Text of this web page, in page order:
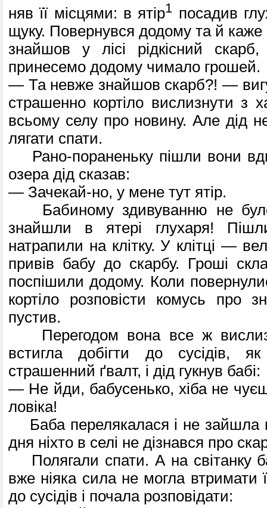
няв її місцями: в ятір1 посадив
щу­ку. Повернувся додому та й каже
знайшов у лісі рідкісний
принесемо додому чимало грошей.
— Та невже знайшов скарб?! —
страшенно кортіло вислизнути з
всьому селу про новину. Але дід
ляга­ти спати.
Рано-пораненьку пішли вони
озе­ра дід сказав:
— Зачекай-но, у мене тут ятір.
Бабиному здивуванню не
знайш­ли в ятері глухаря!
натрапили на кліт­ку. У клітці —
привів бабу до скар­бу. Гроші
поспішили додому. Коли
кортіло розповісти комусь про
пустив.
Перегодом вона все ж
встигла добігти до сусідів,
страшенний ґвалт, і дід гукнув бабі:
— Не йди, бабусенько, хіба не
ловіка!
Баба перелякалася і не зайшла
дня ніхто в селі не дізнався про
Полягали спати. А на світанку
вже ніяка сила не могла втримати
до сусі­дів і почала розповідати: